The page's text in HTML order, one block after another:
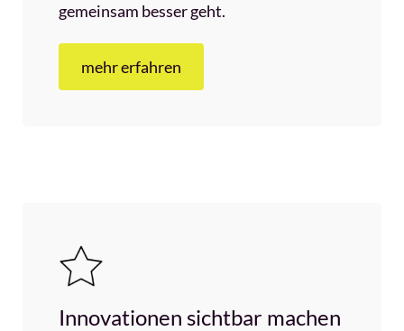
gemeinsam besser geht.
mehr erfahren
Innovationen sichtbar machen